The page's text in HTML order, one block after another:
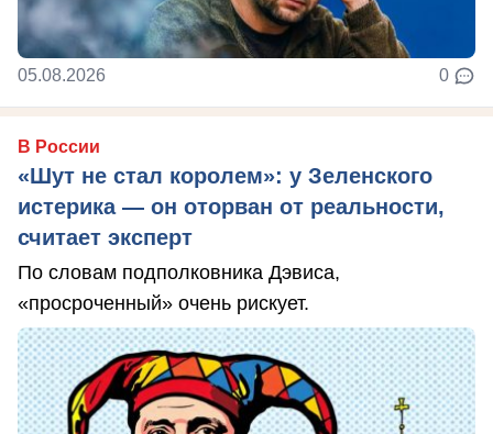
05.08.2026 0
В России
«Шут не стал королем»: у Зеленского
истерика — он оторван от реальности,
считает эксперт
По словам подполковника Дэвиса,
«просроченный» очень рискует.